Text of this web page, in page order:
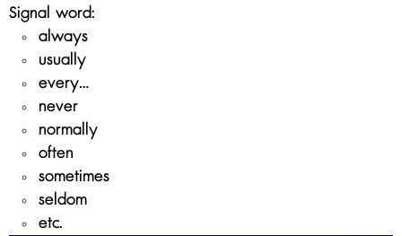
Signal word:
always
usually
every...
never
normally
often
sometimes
seldom
etc.